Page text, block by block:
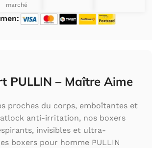
marché
PULLIN – Maître Aime
proches du corps, emboîtantes et
anti-irritation, nos boxers
invisibles et ultra-
boxers pour homme PULLIN